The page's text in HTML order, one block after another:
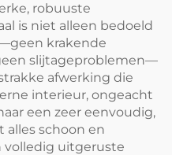
robuuste
is niet alleen bedoeld
krakende
slijtageproblemen—
afwerking die
interieur, ongeacht
een zeer eenvoudig,
schoon en
volledig uitgeruste